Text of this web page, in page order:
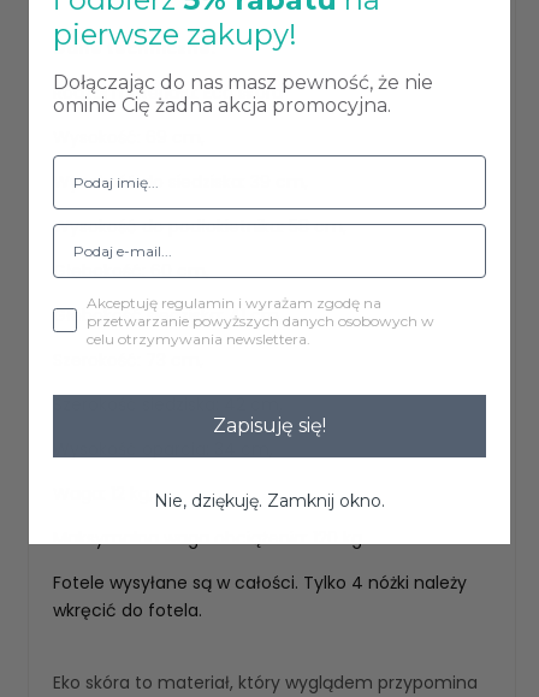
Dane techniczne:
Rodzaj materiału: Eco skóra
Wysokość do siedziska: 39 cm,
Wysokość do podłokietnika: 58 cm,
Głębokość: 60 cm,
Głębokość siedziska: 41 cm,
Maksymalna waga obciążenia: 120 kg.
Fotele wysyłane są w całości. Tylko 4 nóżki należy
wkręcić do fotela.
Eko skóra to materiał, który wyglądem przypomina
pierwsze zakupy!
Dołączając do nas masz pewność, że nie
ominie Cię żadna akcja promocyjna.
Akceptuję regulamin i wyrażam zgodę na
przetwarzanie powyższych danych osobowych w
celu otrzymywania newslettera.
Zapisuję się!
Nie, dziękuję. Zamknij okno.